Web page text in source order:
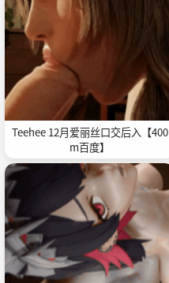
Teehee 12月爱丽丝口交后入【400
m百度】